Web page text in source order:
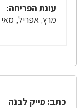
עונת הפריחה:
מרץ, אפריל, מאי
כתב: מייק לבנה